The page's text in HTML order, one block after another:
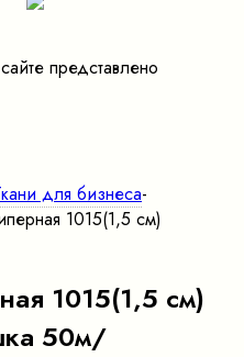
представлено
для бизнеса-
1015(1,5 см)
1015(1,5 см)
50м/